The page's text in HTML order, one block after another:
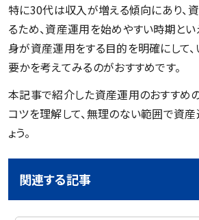
特に30代は収入が増える傾向にあり、
るため、資産運用を始めやすい時期とい
身が資産運用をする目的を明確にして
要かを考えてみるのがおすすめです。
本記事で紹介した資産運用のおすすめ
コツを理解して、無理のない範囲で資
ょう。
関連する記事